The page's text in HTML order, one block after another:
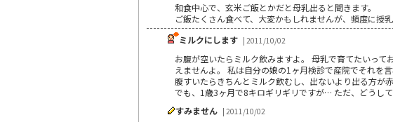
和食中心で、玄米ご飯とかだと母乳出ると聞きます。
ご飯たくさん食べて、大変かもしれませんが、頻度に授乳
ミルクにします | 2011/10/02
お腹が空いたらミルク飲みますよ。 母乳で育てたいっ
えませんよ。 私は自分の娘の1ヶ月検診で産院でそれを
腹すいたらきちんとミルク飲むし、出ないより出る方が
でも、1歳3ヶ月で8キロギリギリですが… ただ、どうし
すみません | 2011/10/02